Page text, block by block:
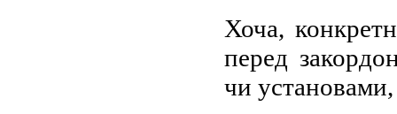
Хоча,
перед
чи установами,